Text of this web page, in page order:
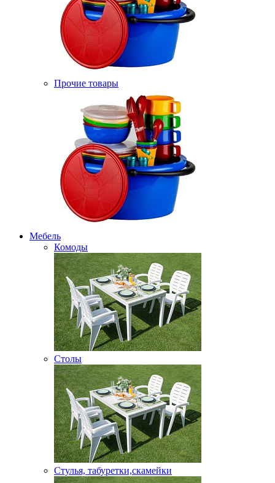
Прочие товары
Мебель
Комоды
Столы
Стулья, табуретки,скамейки